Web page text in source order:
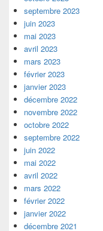
septembre 2023
juin 2023
mai 2023
avril 2023
mars 2023
février 2023
janvier 2023
décembre 2022
novembre 2022
octobre 2022
septembre 2022
juin 2022
mai 2022
avril 2022
mars 2022
février 2022
janvier 2022
décembre 2021